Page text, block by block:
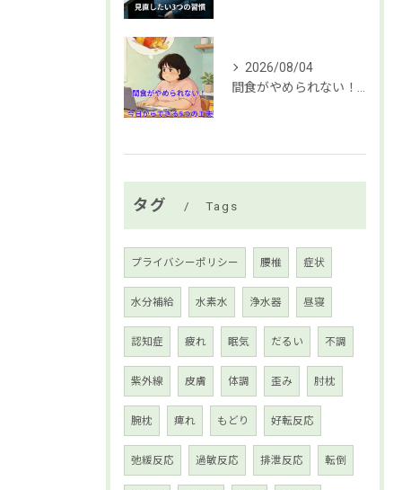
2026/08/04
タグ Tags
プライバシーポリシー 腰椎 症状
水分補給 水素水 浄水器 昼寝
認知症 疲れ 眠気 だるい 不調
紫外線 皮膚 体調 歪み 肘枕
腕枕 痺れ もどり 好転反応
弛緩反応 過敏反応 排泄反応 転倒